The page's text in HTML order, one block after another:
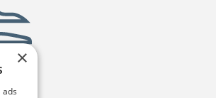
×